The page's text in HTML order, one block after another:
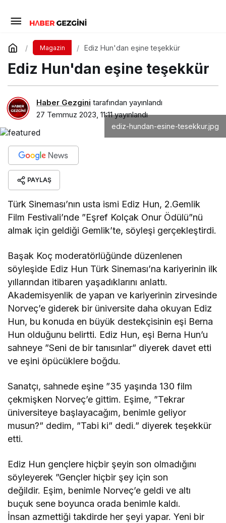
Magazin Ediz Hun'dan eşine teşekkür
Ediz Hun'dan eşine teşekkür
Haber Gezgini tarafından yayınlandı
27 Temmuz 2023, 11:11yayınlandı
ediz-hundan-esine-tesekkur.jpg
PAYLAŞ
Türk Sineması’nın usta ismi Ediz Hun, 2.Gemlik
Film Festivali’nde ”Eşref Kolçak Onur Ödülü”nü
almak için geldiği Gemlik’te, söyleşi gerçekleştirdi.
Başak Koç moderatörlüğünde düzenlenen
söyleşide Ediz Hun Türk Sineması’na kariyerinin ilk
yıllarından itibaren yaşadıklarını anlattı.
Akademisyenlik de yapan ve kariyerinin zirvesinde
Norveç’e giderek bir üniversite daha okuyan Ediz
Hun, bu konuda en büyük destekçisinin eşi Berna
Hun olduğunu belirtti. Ediz Hun, eşi Berna Hun’u
sahneye ”Seni de bir tanısınlar” diyerek davet etti
ve eşini öpücüklere boğdu.
Sanatçı, sahnede eşine ”35 yaşında 130 film
çekmişken Norveç’e gittim. Eşime, ”Tekrar
üniversiteye başlayacağım, benimle geliyor
musun?” dedim, ”Tabi ki” dedi.” diyerek teşekkür
etti.
Ediz Hun gençlere hiçbir şeyin son olmadığını
söyleyerek ”Gençler hiçbir şey için son
değildir. Eşim, benimle Norveç’e geldi ve altı
buçuk sene boyunca orada benimle kaldı.
İnsan azmettiği takdirde her şeyi yapar. Yeni bir